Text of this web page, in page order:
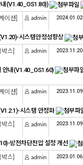
이션]
(V1.40_OS1.80))
2024.01.02
박스]
시스템안정성향상
2023.11.20
이션]
안내(V1.40_OS1.60)
2023.11.09
스]
시스템 안정화
2023.11.09
스]
방전차단전압 설정 개선
2023.01.06